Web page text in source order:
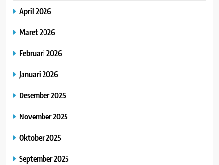
April 2026
Maret 2026
Februari 2026
Januari 2026
Desember 2025
November 2025
Oktober 2025
September 2025